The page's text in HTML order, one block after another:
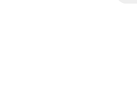
chocolate quente. A